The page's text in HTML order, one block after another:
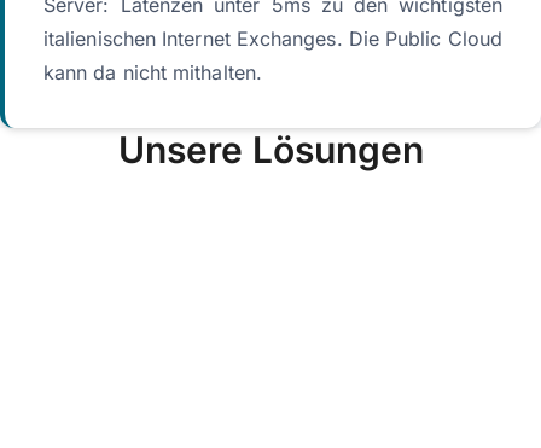
Server: Latenzen unter 5ms zu den wichtigsten
italienischen Internet Exchanges. Die Public Cloud
kann da nicht mithalten.
Unsere Lösungen